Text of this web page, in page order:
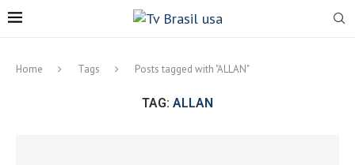
Home Tags Posts tagged with "ALLAN"
TAG: ALLAN